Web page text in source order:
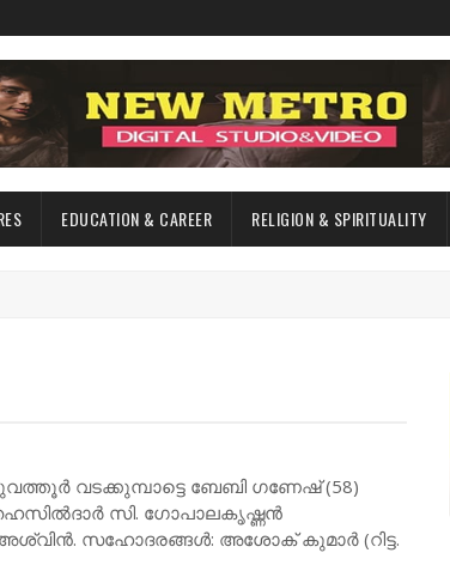
EDUCATION & CAREER RELIGION & SPIRITUALITY
വടക്കുമ്പാട്ടെ ബേബി ഗണേഷ് (58)
തഹസിൽദാർ സി. ഗോപാലകൃഷ്ണൻ
സഹോദരങ്ങൾ: അശോക് കുമാർ (റിട്ട.